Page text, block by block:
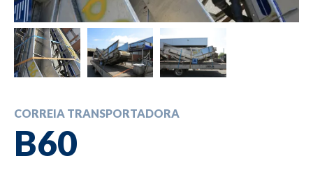
CORREIA TRANSPORTADORA
B60